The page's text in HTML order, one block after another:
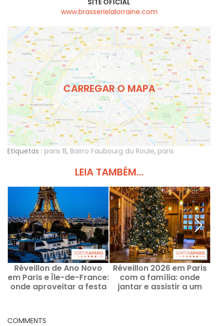
SITE OFICIAL
www.brasserielalorraine.com
CARREGAR O MAPA
Etiquetas : paris 8, Bairro Faubourg du Roule, paris
LEIA TAMBÉM...
Réveillon de Ano Novo
em Paris e Île-de-France:
onde aproveitar a festa
Réveillon 2026 em Paris
com a família: onde
jantar e assistir a um
COMMENTS